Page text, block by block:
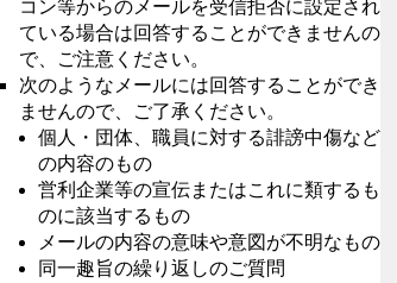
コン等からのメールを受信拒否に設定され
ている場合は回答することができませんの
で、ご注意ください。
次のようなメールには回答することができ
ませんので、ご了承ください。
個人・団体、職員に対する誹謗中傷など
の内容のもの
営利企業等の宣伝またはこれに類するも
のに該当するもの
メールの内容の意味や意図が不明なもの
同一趣旨の繰り返しのご質問